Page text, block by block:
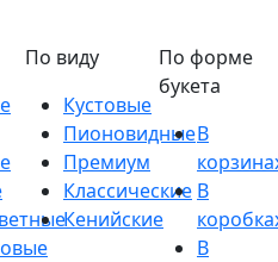
По виду
Кустовые
Пионовидные
Премиум
Классические
Кенийские
По форме
букета
В
В
В